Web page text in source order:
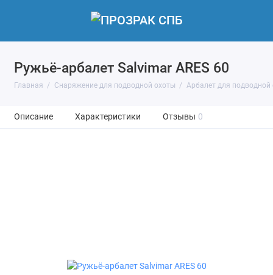
Ружьё-арбалет Salvimar ARES 60
Главная Снаряжение для подводной охоты Арбалет для подводной
Описание Характеристики Отзывы 0